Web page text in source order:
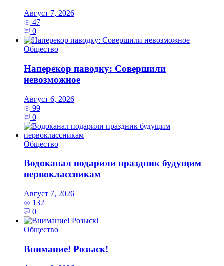
Август 7, 2026
47
0
Общество
Наперекор паводку: Совершили
невозможное
Август 6, 2026
99
0
Общество
Водоканал подарили праздник будущим
первоклассникам
Август 7, 2026
132
0
Общество
Внимание! Розыск!